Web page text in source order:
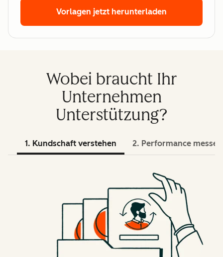
Vorlagen jetzt herunterladen
Wobei braucht Ihr
Unternehmen
Unterstützung?
1. Kundschaft verstehen 2. Performance messen